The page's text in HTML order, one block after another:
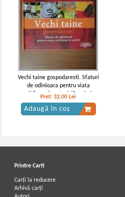
Vechi taine gospodaresti. Sfaturi
de odinioara pentru viata
cotidiana de astazi (Reader's
Digest)
Pret:32,00 Lei
Adaugă în coș
Printre Carti
Carți la reducere
Arhivă carți